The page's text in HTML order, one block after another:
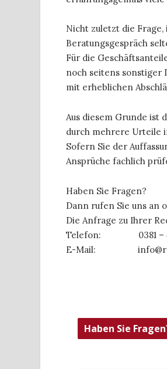
Nicht zuletzt die
Beratungsgespräch
Für die
noch seitens sonstiger
mit erheblichen
Aus diesem Grunde ist
durch mehrere Urteile
Sofern Sie der
Ansprüche fachlich
Haben Sie Fragen?
Dann rufen Sie uns an
Die Anfrage zu Ihrer
Telefon: 0381 –
E-Mail: info@ra-
Haben Sie